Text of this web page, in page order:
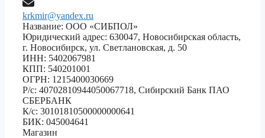
krkmir@yandex.ru
Название: ООО «СИБПОЛ»
Юридический адрес: 630047, Новосибирская область,
г. Новосибирск, ул. Светлановская, д. 50
ИНН: 5402067981
КПП: 540201001
ОГРН: 1215400030669
Р/с: 40702810944050067718, Сибирский Банк ПАО
СБЕРБАНК
К/с: 30101810500000000641
БИК: 045004641
Магазин